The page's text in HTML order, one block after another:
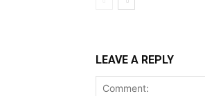
LEAVE A REPLY